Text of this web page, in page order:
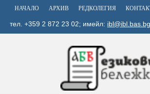
НАЧАЛО АРХИВ РЕДКОЛЕГИЯ
тел. +359 2 872 23 02; имейл: ibl@ibl.bas.bg